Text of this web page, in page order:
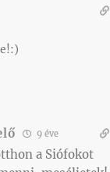
9 éve
a Siófokot